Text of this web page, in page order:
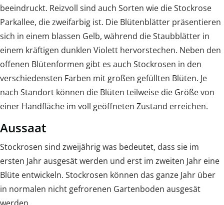
beeindruckt. Reizvoll sind auch Sorten wie die Stockrose
Parkallee, die zweifarbig ist. Die Blütenblätter präsentieren
sich in einem blassen Gelb, während die Staubblätter in
einem kräftigen dunklen Violett hervorstechen. Neben den
offenen Blütenformen gibt es auch Stockrosen in den
verschiedensten Farben mit großen gefüllten Blüten. Je
nach Standort können die Blüten teilweise die Größe von
einer Handfläche im voll geöffneten Zustand erreichen.
Aussaat
Stockrosen sind zweijährig was bedeutet, dass sie im
ersten Jahr ausgesät werden und erst im zweiten Jahr eine
Blüte entwickeln. Stockrosen können das ganze Jahr über
in normalen nicht gefrorenen Gartenboden ausgesät